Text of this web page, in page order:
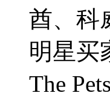
酋、科
明星买
The